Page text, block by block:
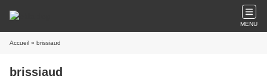
MENU
Accueil » brissiaud
brissiaud